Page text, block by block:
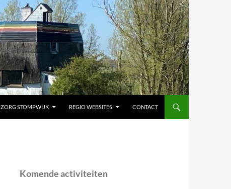
ZORG STOMPWIJK REGIO WEBSITES CONTACT
Komende activiteiten